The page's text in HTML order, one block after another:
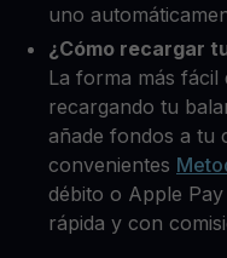
uno
¿Cómo recargar
La forma más
recargando tu
añade fondos a tu
convenientes
débito o Apple
rápida y con